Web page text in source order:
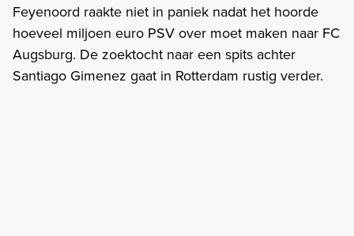
Feyenoord raakte niet in paniek nadat het hoorde
hoeveel miljoen euro PSV over moet maken naar FC
Augsburg. De zoektocht naar een spits achter
Santiago Gimenez gaat in Rotterdam rustig verder.